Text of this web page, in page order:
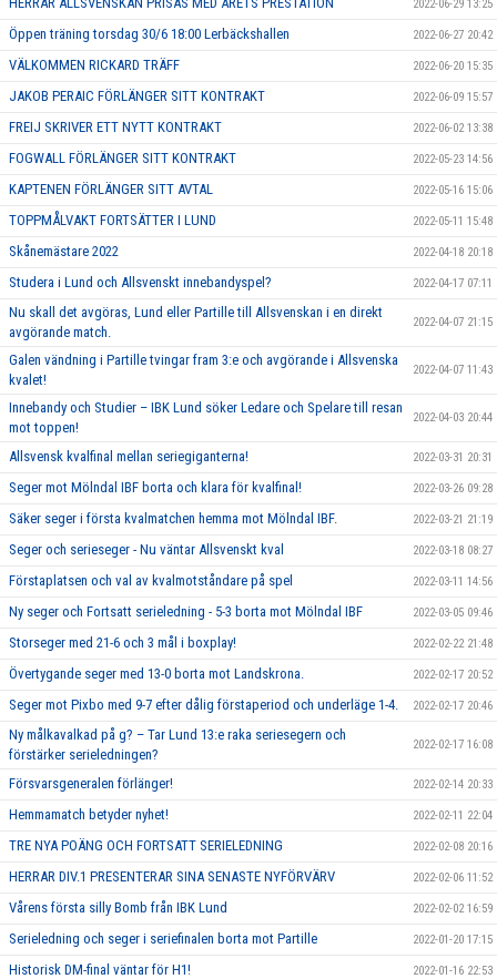
2022-06-29 13:25
Öppen träning torsdag 30/6 18:00 Lerbäckshallen 2022-06-27 20:42
VÄLKOMMEN RICKARD TRÄFF 2022-06-20 15:35
JAKOB PERAIC FÖRLÄNGER SITT KONTRAKT 2022-06-09 15:57
FREIJ SKRIVER ETT NYTT KONTRAKT 2022-06-02 13:38
FOGWALL FÖRLÄNGER SITT KONTRAKT 2022-05-23 14:56
KAPTENEN FÖRLÄNGER SITT AVTAL 2022-05-16 15:06
TOPPMÅLVAKT FORTSÄTTER I LUND 2022-05-11 15:48
Skånemästare 2022 2022-04-18 20:18
Studera i Lund och Allsvenskt innebandyspel? 2022-04-17 07:11
Nu skall det avgöras, Lund eller Partille till Allsvenskan i en direkt
avgörande match.
2022-04-07 21:15
Galen vändning i Partille tvingar fram 3:e och avgörande i Allsvenska
kvalet!
2022-04-07 11:43
Innebandy och Studier – IBK Lund söker Ledare och Spelare till resan
mot toppen!
2022-04-03 20:44
Allsvensk kvalfinal mellan seriegiganterna! 2022-03-31 20:31
Seger mot Mölndal IBF borta och klara för kvalfinal! 2022-03-26 09:28
Säker seger i första kvalmatchen hemma mot Mölndal IBF. 2022-03-21 21:19
Seger och serieseger - Nu väntar Allsvenskt kval 2022-03-18 08:27
Förstaplatsen och val av kvalmotståndare på spel 2022-03-11 14:56
Ny seger och Fortsatt serieledning - 5-3 borta mot Mölndal IBF 2022-03-05 09:46
Storseger med 21-6 och 3 mål i boxplay! 2022-02-22 21:48
Övertygande seger med 13-0 borta mot Landskrona. 2022-02-17 20:52
Seger mot Pixbo med 9-7 efter dålig förstaperiod och underläge 1-4. 2022-02-17 20:46
Ny målkavalkad på g? – Tar Lund 13:e raka seriesegern och
förstärker serieledningen?
2022-02-17 16:08
Försvarsgeneralen förlänger! 2022-02-14 20:33
Hemmamatch betyder nyhet! 2022-02-11 22:04
TRE NYA POÄNG OCH FORTSATT SERIELEDNING 2022-02-08 20:16
HERRAR DIV.1 PRESENTERAR SINA SENASTE NYFÖRVÄRV 2022-02-06 11:52
Vårens första silly Bomb från IBK Lund 2022-02-02 16:59
Serieledning och seger i seriefinalen borta mot Partille 2022-01-20 17:15
Historisk DM-final väntar för H1! 2022-01-16 22:53